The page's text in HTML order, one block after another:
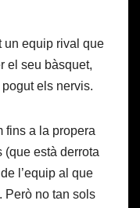
un equip rival que
el seu bàsquet,
els nervis.
fins a la propera
(que està derrota
l’equip al que
Però no tan sols